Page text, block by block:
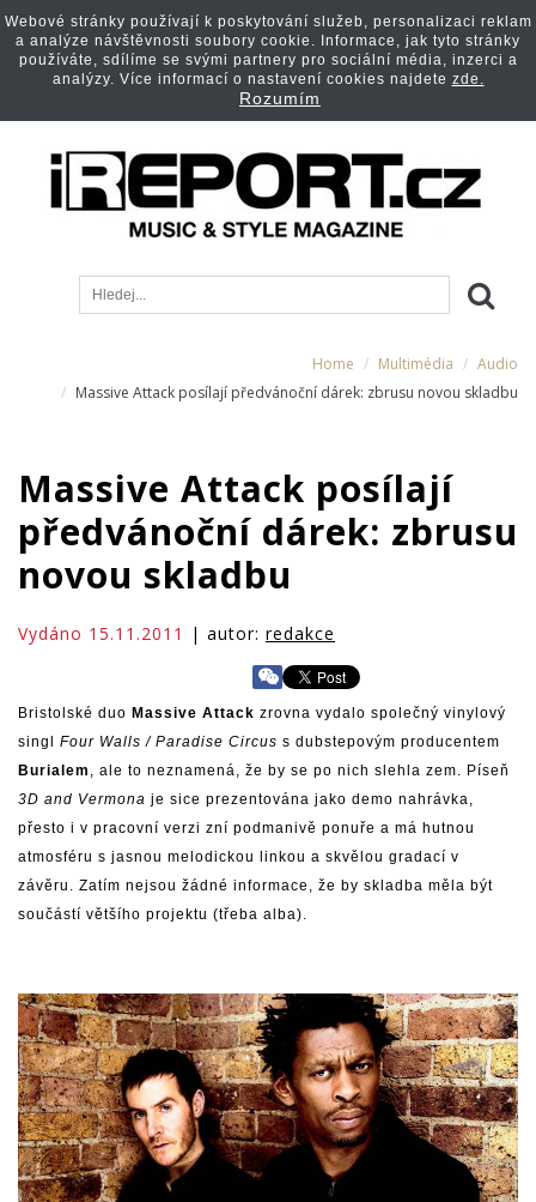
Home Multimédia
Audio
Massive Attack posílají předvánoční dárek: zbrusu novou skladbu
Massive Attack posílají
předvánoční dárek: zbrusu
novou skladbu
Vydáno 15.11.2011 | autor: redakce
Bristolské duo Massive Attack zrovna vydalo společný vinylový
singl Four Walls / Paradise Circus s dubstepovým producentem
Burialem , ale to neznamená, že by se po nich slehla zem. Píseň
3D and Vermona je sice prezentována jako demo nahrávka,
přesto i v pracovní verzi zní podmanivě ponuře a má hutnou
atmosféru s jasnou melodickou linkou a skvělou gradací v
závěru. Zatím nejsou žádné informace, že by skladba měla být
součástí většího projektu (třeba alba).
Webové stránky používají k poskytování služeb, personalizaci reklam
a analýze návštěvnosti soubory cookie. Informace, jak tyto stránky
používáte, sdílíme se svými partnery pro sociální média, inzerci a
analýzy. Více informací o nastavení cookies najdete zde.
Rozumím